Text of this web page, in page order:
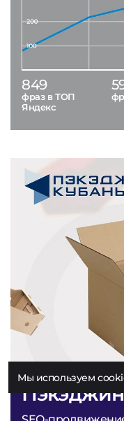
849
фраз в ТОП
Яндекс
Мы используем